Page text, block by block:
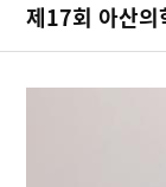
제17회 아산의